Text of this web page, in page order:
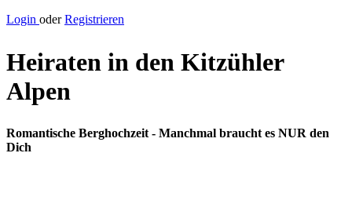
Login oder Registrieren
Heiraten in den Kitzühler
Alpen
Romantische Berghochzeit - Manchmal braucht es NUR den
Dich